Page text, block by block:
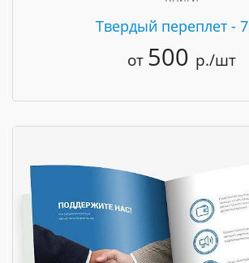
Твердый переплет -
от 500 р./шт